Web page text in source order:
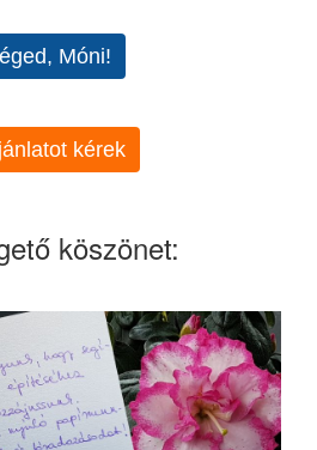
Móni!
kérek
köszönet: